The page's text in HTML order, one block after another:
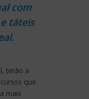
com
táteis
terão a
que
mais